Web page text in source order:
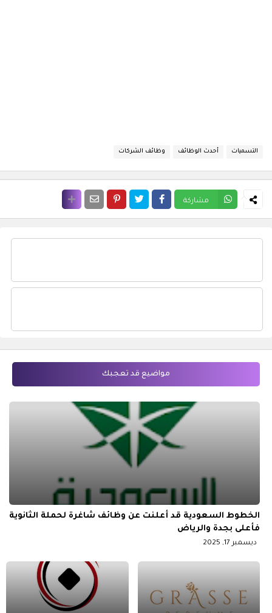
التسميات أحدث الوظائف وظائف الشركات
مشاركة
مواضيع قد تعجبك
الخطوط السعودية قد أعلنت عن وظائف شاغرة لحملة الثانوية
فأعلى بجدة والرياض
ديسمبر 17, 2025